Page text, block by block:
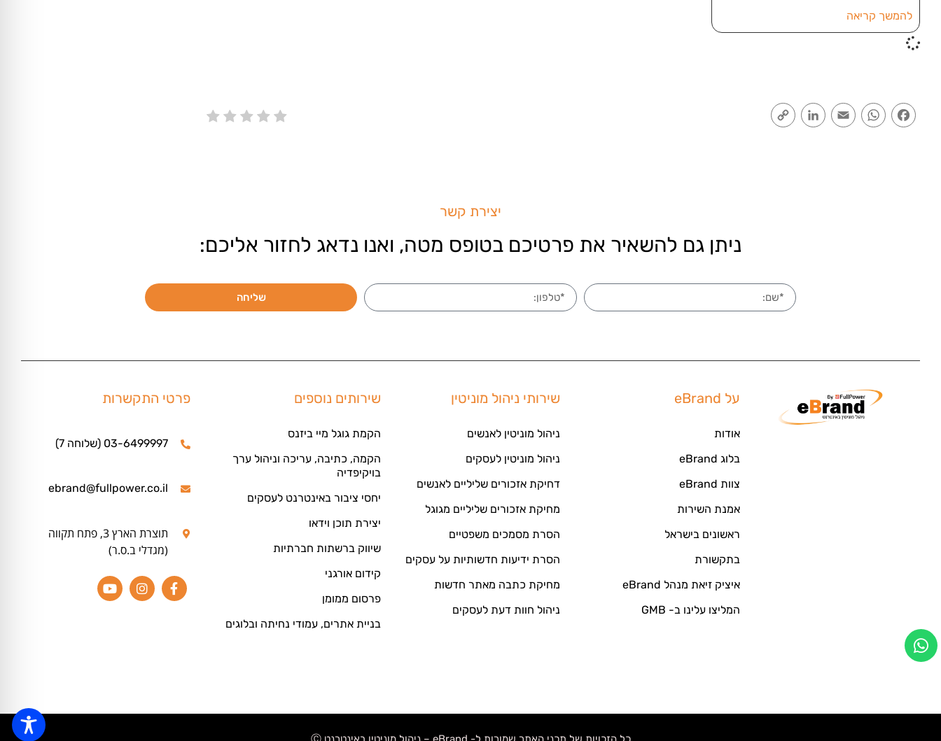
להמשך קריאה
Facebook
WhatsApp
Email
LinkedIn
יצירת קשר
ניתן גם להשאיר את פרטיכם בטופס מטה, ואנו נדאג לחזור אליכם:
שליחה
על eBrand
אודות
בלוג eBrand
צוות eBrand
אמנת השירות
ראשונים בישראל
בתקשורת
איציק זיאת מנהל eBrand
המליצו עלינו ב- GMB
שירותי ניהול מוניטין
ניהול מוניטין לאנשים
ניהול מוניטין לעסקים
דחיקת אזכורים שליליים לאנשים
מחיקת אזכורים שליליים מגוגל
הסרת מסמכים משפטיים
הסרת ידיעות חדשותיות על עסקים
מחיקת כתבה מאתר חדשות
ניהול חוות דעת לעסקים
שירותים נוספים
הקמת גוגל מיי ביזנס
הקמה, כתיבה, עריכה וניהול ערך
בויקיפדיה
יחסי ציבור באינטרנט לעסקים
יצירת תוכן וידאו
שיווק ברשתות חברתיות
קידום אורגני
פרסום ממומן
בניית אתרים, עמודי נחיתה ובלוגים
פרטי התקשרות
03-6499997 (שלוחה 7)
ebrand@fullpower.co.il
תוצרת הארץ 3, פתח תקווה
(מגדלי ב.ס.ר)